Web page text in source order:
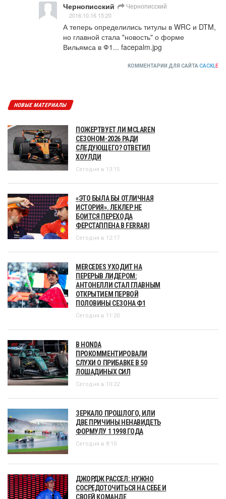
Чернописский Чернописский
2016.10.16 15:20
А теперь определились титулы в WRC и DTM,
но главной стала "новость" о форме
Вильямса в Ф1... facepalm.jpg
КОММЕНТАРИИ ДЛЯ САЙТА CACKLE
НОВЫЕ МАТЕРИАЛЫ
ПОЖЕРТВУЕТ ЛИ MCLAREN
СЕЗОНОМ-2026 РАДИ
СЛЕДУЮЩЕГО? ОТВЕТИЛ
ХОУЛДИ
Сегодня в 13:15
«ЭТО БЫЛА БЫ ОТЛИЧНАЯ
ИСТОРИЯ». ЛЕКЛЕР НЕ
БОИТСЯ ПЕРЕХОДА
ФЕРСТАППЕНА В FERRARI
Сегодня в 12:17
MERCEDES УХОДИТ НА
ПЕРЕРЫВ ЛИДЕРОМ:
АНТОНЕЛЛИ СТАЛ ГЛАВНЫМ
ОТКРЫТИЕМ ПЕРВОЙ
ПОЛОВИНЫ СЕЗОНА Ф1
Сегодня в 11:20
В HONDA
ПРОКОММЕНТИРОВАЛИ
СЛУХИ О ПРИБАВКЕ В 50
ЛОШАДИНЫХ СИЛ
Сегодня в 10:22
ЗЕРКАЛО ПРОШЛОГО, ИЛИ
ДВЕ ПРИЧИНЫ НЕНАВИДЕТЬ
ФОРМУЛУ 1 1998 ГОДА
Сегодня в 8:10
ДЖОРДЖ РАССЕЛ: НУЖНО
СОСРЕДОТОЧИТЬСЯ НА СЕБЕ И
СВОЕЙ КОМАНДЕ